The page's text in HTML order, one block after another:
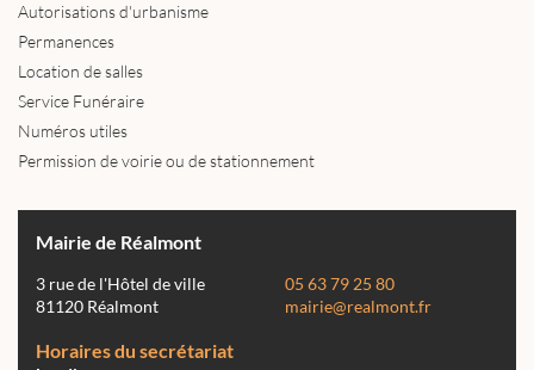
Autorisations d'urbanisme
Permanences
Location de salles
Service Funéraire
Numéros utiles
Permission de voirie ou de stationnement
Mairie de Réalmont
3 rue de l'Hôtel de ville
81120 Réalmont
05 63 79 25 80
mairie@realmont.fr
Horaires du secrétariat